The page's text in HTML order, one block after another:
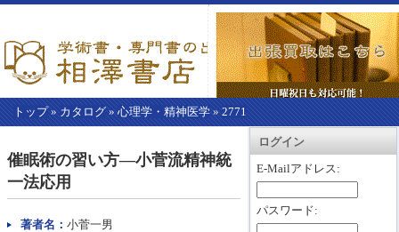
トップ» カタログ » 心理学・精神医学 » 2771
カートを見る
ログイン
E-Mailアドレス:
パスワード:
こ
か
ら
本
文】
催眠術の習い方―小菅流精神統
一法応用
著者名： 小菅一男